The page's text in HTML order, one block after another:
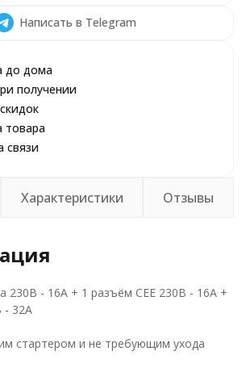
Написать в Telegram
до дома
получении
товара
связи
Характеристики Отзывы
230В - 16A + 1 разъём СЕЕ 230В - 16A +
- 32A
стартером и не требующим ухода